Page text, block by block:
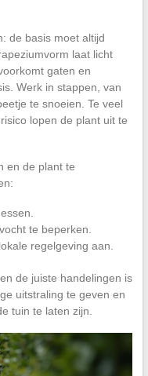
de basis moet altijd
laat licht
gaten en
Werk in stappen, van
te snoeien. Te veel
lopen de plant uit te
en de plant te
te beperken.
regelgeving aan.
de juiste handelingen is
uitstraling te geven en
tuin te laten zijn.